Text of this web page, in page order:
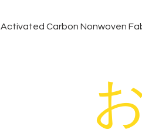
Activated Carbon Nonwoven